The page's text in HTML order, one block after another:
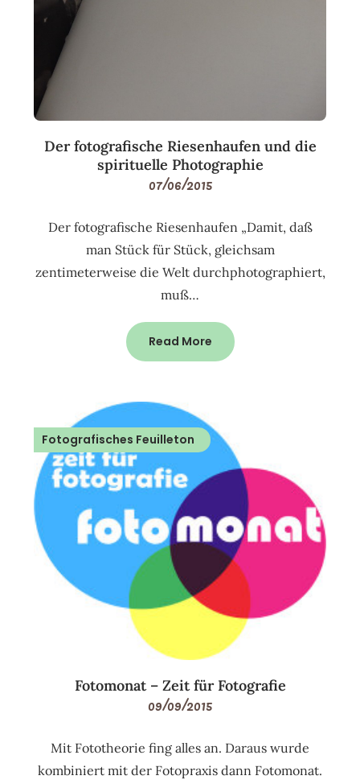
Der fotografische Riesenhaufen und die
spirituelle Photographie
07/06/2015
Der fotografische Riesenhaufen „Damit, daß
man Stück für Stück, gleichsam
zentimeterweise die Welt durchphotographiert,
muß…
Read More
Fotografisches Feuilleton
Fotomonat – Zeit für Fotografie
09/09/2015
Mit Fototheorie fing alles an. Daraus wurde
kombiniert mit der Fotopraxis dann Fotomonat.